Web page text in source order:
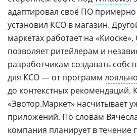
адаптировал своё ПО примерно
установил КСО в магазин.
маркетах работает на «Киоске».
позволяет ритейлерам и
разработчикам создавать
для КСО — от программ
до контекстных рекомендаций.
«Эвотор.Маркет» насчитывает
приложений. По словам
компания планирует в течение